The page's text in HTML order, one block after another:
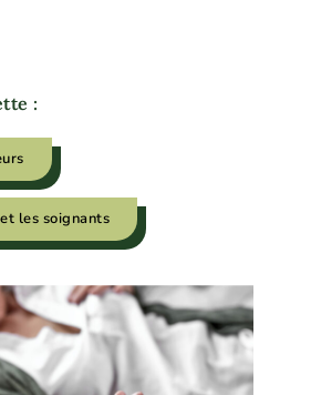
:
les soignants